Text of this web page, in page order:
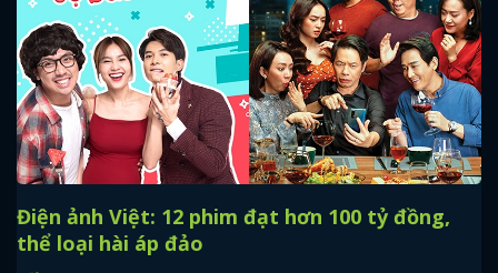
Điện ảnh Việt: 12 phim đạt hơn 100 tỷ đồng,
thể loại hài áp đảo